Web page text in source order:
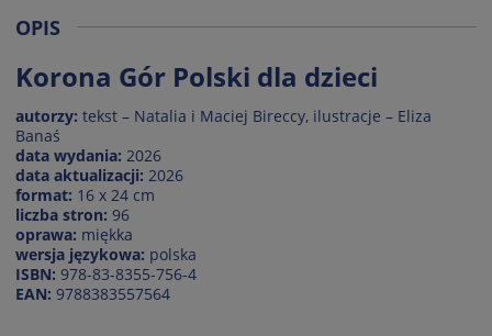
OPIS
Korona Gór Polski dla dzieci
autorzy: tekst – Natalia i Maciej Bireccy, ilustracje – Eliza
Banaś
data wydania: 2026
data aktualizacji: 2026
format: 16 x 24 cm
liczba stron: 96
oprawa: miękka
wersja językowa: polska
ISBN: 978-83-8355-756-4
EAN: 9788383557564